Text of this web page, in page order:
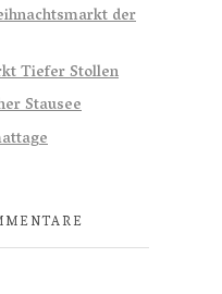
der
Tiefer Stollen
Stausee